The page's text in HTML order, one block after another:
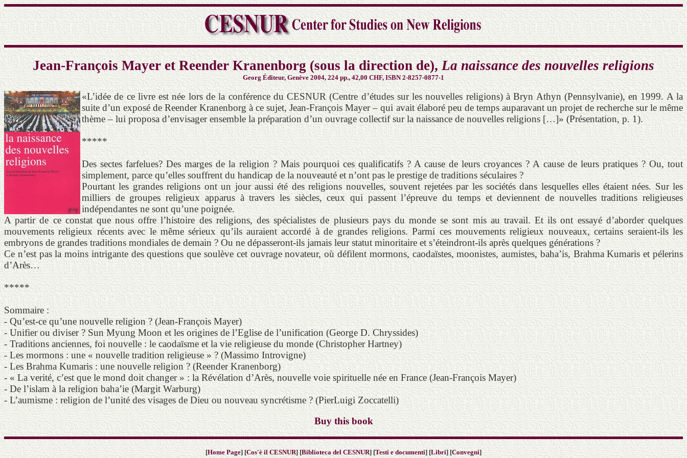
Jean-François Mayer et Reender Kranenborg (sous la direction de),La naissance des nouvelles religions
Georg Éditeur, Genève 2004, 224 pp., 42,00 CHF, ISBN 2-8257-0877-1
«L’idée de ce livre est née lors de la conférence du CESNUR (Centre d’études sur les nouvelles religions) à Bryn Athyn (Pennsylvanie), en 1999. A la
suite d’un exposé de Reender Kranenborg à ce sujet, Jean-François Mayer – qui avait élaboré peu de temps auparavant un projet de recherche sur le même
thème – lui proposa d’envisager ensemble la préparation d’un ouvrage collectif sur la naissance de nouvelles religions […]» (Présentation, p. 1).
*****
Des sectes farfelues? Des marges de la religion ? Mais pourquoi ces qualificatifs ? A cause de leurs croyances ? A cause de leurs pratiques ? Ou, tout
simplement, parce qu’elles souffrent du handicap de la nouveauté et n’ont pas le prestige de traditions séculaires ?
Pourtant les grandes religions ont un jour aussi été des religions nouvelles, souvent rejetées par les sociétés dans lesquelles elles étaient nées. Sur les
milliers de groupes religieux apparus à travers les siècles, ceux qui passent l’épreuve du temps et deviennent de nouvelles traditions religieuses
indépendantes ne sont qu’une poignée.
A partir de ce constat que nous offre l’histoire des religions, des spécialistes de plusieurs pays du monde se sont mis au travail. Et ils ont essayé d’aborder quelques
mouvements religieux récents avec le même sérieux qu’ils auraient accordé à de grandes religions. Parmi ces mouvements religieux nouveaux, certains seraient-ils les
embryons de grandes traditions mondiales de demain ? Ou ne dépasseront-ils jamais leur statut minoritaire et s’éteindront-ils après quelques générations ?
Ce n’est pas la moins intrigante des questions que soulève cet ouvrage novateur, où défilent mormons, caodaïstes, moonistes, aumistes, baha’is, Brahma Kumaris et pélerins
d’Arès…
*****
Sommaire :
- Qu’est-ce qu’une nouvelle religion ? (Jean-François Mayer)
- Unifier ou diviser ? Sun Myung Moon et les origines de l’Eglise de l’unification (George D. Chryssides)
- Traditions anciennes, foi nouvelle : le caodaïsme et la vie religieuse du monde (Christopher Hartney)
- Les mormons : une « nouvelle tradition religieuse » ? (Massimo Introvigne)
- Les Brahma Kumaris : une nouvelle religion ? (Reender Kranenborg)
- « La verité, c’est que le mond doit changer » : la Révélation d’Arès, nouvelle voie spirituelle née en France (Jean-François Mayer)
- De l’islam à la religion baha’ie (Margit Warburg)
- L’aumisme : religion de l’unité des visages de Dieu ou nouveau syncrétisme ? (PierLuigi Zoccatelli)
Buy this book
[Home Page] [Cos'è il CESNUR] [Biblioteca del CESNUR] [Testi e documenti] [Libri] [Convegni]